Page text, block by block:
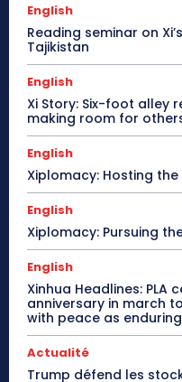
English
Reading seminar on
Tajikistan
English
Xi Story: Six-foot alley
making room for
English
Xiplomacy: Hosting
English
Xiplomacy: Pursuing
English
Xinhua Headlines:
anniversary in march
with peace as
Actualité
Trump défend les